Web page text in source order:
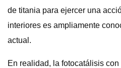
de titania para ejercer una
interiores es ampliamente
actual.
En realidad, la fotocatálisis